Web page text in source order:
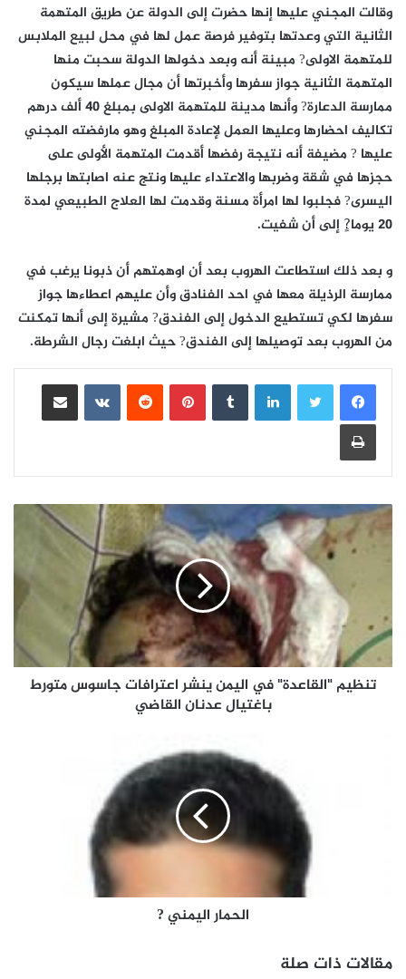
وقالت المجني عليها إنها حضرت إلى الدولة عن طريق المتهمة
الثانية التي وعدتها بتوفير فرصة عمل لها في محل لبيع الملابس
للمتهمة الاولى? مبينة أنه وبعد دخولها الدولة سحبت منها
المتهمة الثانية جواز سفرها وأخبرتها أن مجال عملها سيكون
ممارسة الدعارة? وأنها مدينة للمتهمة الاولى بمبلغ 40 ألف درهم
تكاليف احضارها وعليها العمل لإعادة المبلغ وهو مارفضته المجني
عليها ? مضيفة أنه نتيجة رفضها أقدمت المتهمة الأولى على
حجزها في شقة وضربها والاعتداء عليها ونتج عنه اصابتها برجلها
اليسرى? فجلبوا لها امرأة مسنة وقدمت لها العلاج الطبيعي لمدة
20 يوما?ٍ إلى أن شفيت.
و بعد ذلك استطاعت الهروب بعد أن اوهمتهم أن ذبونا يرغب في
ممارسة الرذيلة معها في احد الفنادق وأن عليهم اعطاءها جواز
سفرها لكي تستطيع الدخول إلى الفندق? مشيرة إلى أنها تمكنت
من الهروب بعد توصيلها إلى الفندق? حيث ابلغت رجال الشرطة.
لينكدإن بينتيريست
مشاركة عبر البريد
طباعة
تنظيم "القاعدة" في اليمن ينشر اعترافات جاسوس متورط
باغتيال عدنان القاضي
الحمار اليمني ?
مقالات ذات صلة